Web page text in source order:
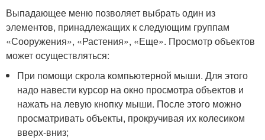
Выпадающее меню позволяет выбрать один из
элементов, принадлежащих к следующим группам
«Сооружения», «Растения», «Еще». Просмотр объектов
может осуществляться:
При помощи скрола компьютерной мыши. Для этого
надо навести курсор на окно просмотра объектов и
нажать на левую кнопку мыши. После этого можно
просматривать объекты, прокручивая их колесиком
вверх-вниз;